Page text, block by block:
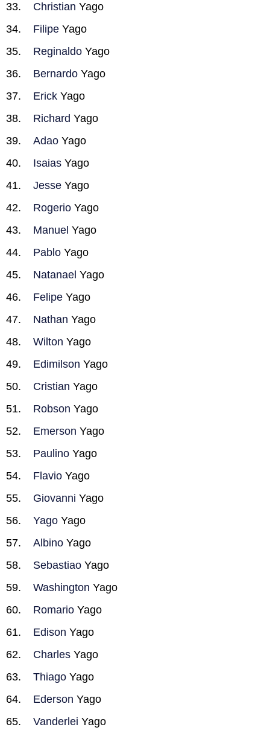
Christian Yago
Filipe Yago
Reginaldo Yago
Bernardo Yago
Erick Yago
Richard Yago
Adao Yago
Isaias Yago
Jesse Yago
Rogerio Yago
Manuel Yago
Pablo Yago
Natanael Yago
Felipe Yago
Nathan Yago
Wilton Yago
Edimilson Yago
Cristian Yago
Robson Yago
Emerson Yago
Paulino Yago
Flavio Yago
Giovanni Yago
Yago Yago
Albino Yago
Sebastiao Yago
Washington Yago
Romario Yago
Edison Yago
Charles Yago
Thiago Yago
Ederson Yago
Vanderlei Yago